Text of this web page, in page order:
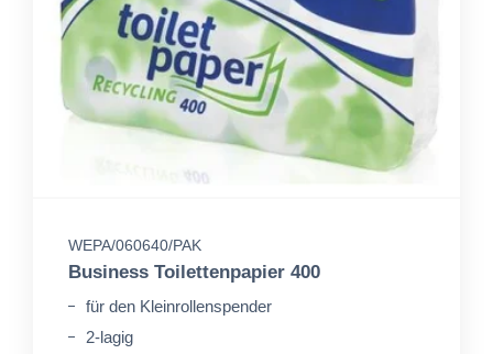
WEPA/060640/PAK
Business Toilettenpapier 400
für den Kleinrollenspender
2-lagig